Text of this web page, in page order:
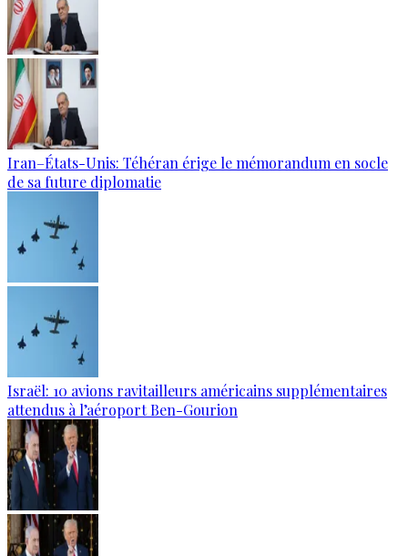
Iran–États-Unis: Téhéran érige le mémorandum en socle
de sa future diplomatie
Israël: 10 avions ravitailleurs américains supplémentaires
attendus à l’aéroport Ben-Gourion